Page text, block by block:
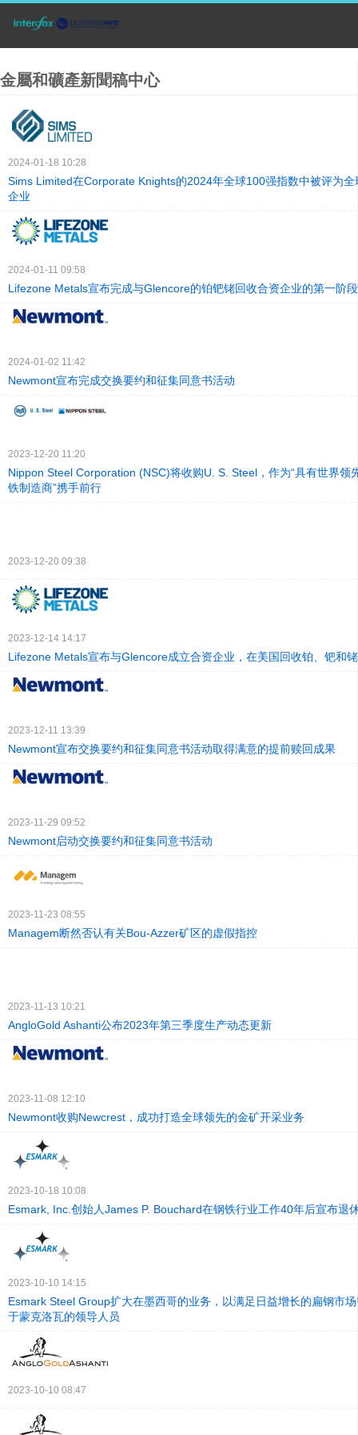
金屬和礦產新聞稿中心
2024-01-18 10:28
Sims Limited在Corporate Knights的2024年全球100强指数中被评为全
企业
2024-01-11 09:58
Lifezone Metals宣布完成与Glencore的铂钯铑回收合资企业的第一阶
2024-01-02 11:42
Newmont宣布完成交换要约和征集同意书活动
2023-12-20 11:20
Nippon Steel Corporation (NSC)将收购U. S. Steel，作为“具有世界领
铁制造商”携手前行
2023-12-20 09:38
2023-12-14 14:17
Lifezone Metals宣布与Glencore成立合资企业，在美国回收铂、钯和铑
2023-12-11 13:39
Newmont宣布交换要约和征集同意书活动取得满意的提前赎回成果
2023-11-29 09:52
Newmont启动交换要约和征集同意书活动
2023-11-23 08:55
Managem断然否认有关Bou-Azzer矿区的虚假指控
2023-11-13 10:21
AngloGold Ashanti公布2023年第三季度生产动态更新
2023-11-08 12:10
Newmont收购Newcrest，成功打造全球领先的金矿开采业务
2023-10-18 10:08
Esmark, Inc.创始人James P. Bouchard在钢铁行业工作40年后宣布退
2023-10-10 14:15
Esmark Steel Group扩大在墨西哥的业务，以满足日益增长的扁钢市
于蒙克洛瓦的领导人员
2023-10-10 08:47